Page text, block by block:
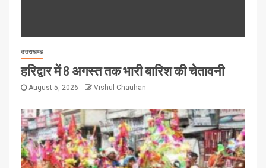
उत्तराखण्ड
हरिद्वार में 8 अगस्त तक भारी बारिश की चेतावनी
August 5, 2026 Vishul Chauhan